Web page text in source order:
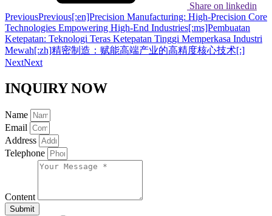
Share on linkedin
PreviousPrevious[:en]Precision Manufacturing: High-Precision Core
Technologies Empowering High-End Industries[:ms]Pembuatan
Ketepatan: Teknologi Teras Ketepatan Tinggi Memperkasa Industri
Mewah[:zh]精密制造：赋能高端产业的高精度核心技术[:]
NextNext
INQUIRY NOW
Name
Email
Address
Telephone
Content
Submit